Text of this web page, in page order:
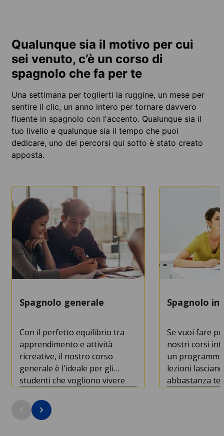
Qualunque sia il motivo per cui
sei venuto, c’è un corso di
spagnolo che fa per te
Una settimana per toglierti la ruggine, un mese per
sentire il clic, un anno intero per tornare davvero
fluente in spagnolo con l'accento. Qualunque sia il
tuo livello e qualunque sia il tempo che puoi
dedicare, uno dei percorsi qui sotto è stato creato
apposta.
Spagnolo generale
Con il perfetto equilibrio tra
apprendimento e attività
ricreative, il nostro corso
generale è l'ideale per gli
studenti che vogliono vivere
Durata del corso: a partire da 1
settimana
Spagnolo
Se vuoi fare
nostri corsi
un
lezioni
abbastanza